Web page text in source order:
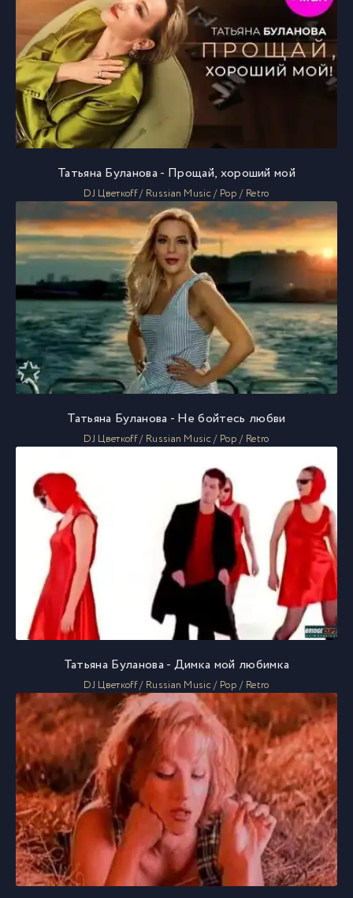
Татьяна Буланова - Прощай, хороший мой
DJ Цветкоff / Russian Music / Pop / Retro
Татьяна Буланова - Не бойтесь любви
DJ Цветкоff / Russian Music / Pop / Retro
Татьяна Буланова - Димка мой любимка
DJ Цветкоff / Russian Music / Pop / Retro